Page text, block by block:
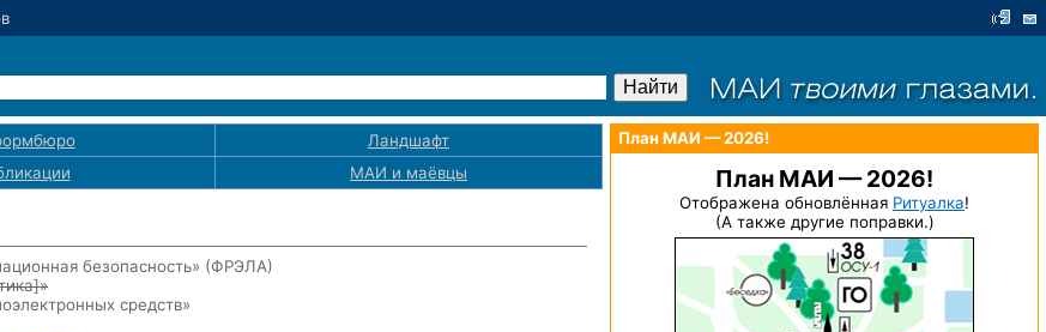
Ландшафт
МАИ и маёвцы
безопасность» (ФРЭЛА)
»
средств»
План МАИ — 2026!
План МАИ — 2026!
Отображена обновлённая Ритуалка!
(А также другие поправки.)